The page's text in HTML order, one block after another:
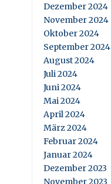
Dezember 2024
November 2024
Oktober 2024
September 2024
August 2024
Juli 2024
Juni 2024
Mai 2024
April 2024
März 2024
Februar 2024
Januar 2024
Dezember 2023
November 2023